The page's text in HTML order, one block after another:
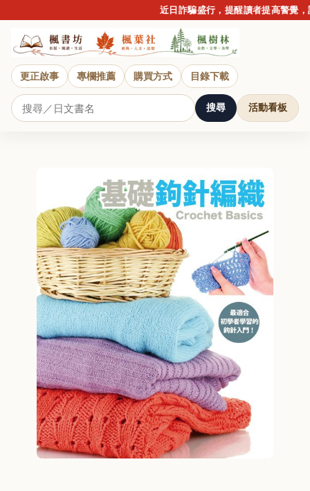
近日詐騙盛行，提醒讀者提高警覺，
更正啟事 專欄推薦 購買方式 目錄下載
搜尋 活動看板